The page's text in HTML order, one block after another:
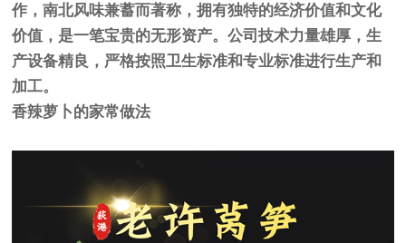
作，南北风味兼蓄而著称，拥有独特的经济价值和文化
价值，是一笔宝贵的无形资产。公司技术力量雄厚，生
产设备精良，严格按照卫生标准和专业标准进行生产和
加工。
香辣萝卜的家常做法